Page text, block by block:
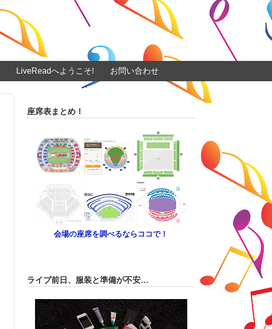
LiveReadへようこそ! お問い合わせ
座席表まとめ！
会場の座席を調べるならココで！
ライブ前日、服装と準備が不安…